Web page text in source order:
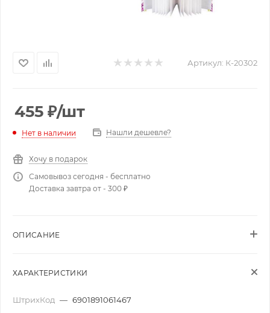
Артикул: К-20302
455 ₽/шт
Нет в наличии Нашли дешевле?
Хочу в подарок
Самовывоз сегодня - бесплатно
Доставка завтра от - 300 ₽
ОПИСАНИЕ
ХАРАКТЕРИСТИКИ
ШтрихКод — 6901891061467